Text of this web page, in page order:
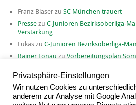
Franz Blaser zu SC München trauert
Presse zu C-Junioren Bezirksoberliga-
Verstärkung
Lukas zu C-Junioren Bezirksoberliga-
Rainer Lonau zu Vorbereitungsplan
Privatsphäre-Einstellungen
Wir nutzen Cookies zu
anderem zur Analyse mit Google